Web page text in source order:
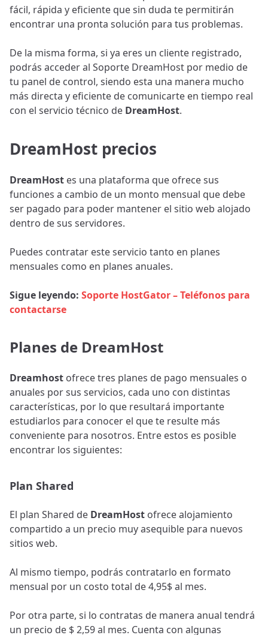
fácil, rápida y eficiente que sin duda te permitirán
encontrar una pronta solución para tus problemas.
De la misma forma, si ya eres un cliente registrado,
podrás acceder al Soporte DreamHost por medio de
tu panel de control, siendo esta una manera mucho
más directa y eficiente de comunicarte en tiempo real
con el servicio técnico de DreamHost.
DreamHost precios
DreamHost es una plataforma que ofrece sus
funciones a cambio de un monto mensual que debe
ser pagado para poder mantener el sitio web alojado
dentro de sus servidores.
Puedes contratar este servicio tanto en planes
mensuales como en planes anuales.
Sigue leyendo: Soporte HostGator – Teléfonos para
contactarse
Planes de DreamHost
Dreamhost ofrece tres planes de pago mensuales o
anuales por sus servicios, cada uno con distintas
características, por lo que resultará importante
estudiarlos para conocer el que te resulte más
conveniente para nosotros. Entre estos es posible
encontrar los siguientes:
Plan Shared
El plan Shared de DreamHost ofrece alojamiento
compartido a un precio muy asequible para nuevos
sitios web.
Al mismo tiempo, podrás contratarlo en formato
mensual por un costo total de 4,95$ al mes.
Por otra parte, si lo contratas de manera anual tendrá
un precio de $ 2,59 al mes. Cuenta con algunas